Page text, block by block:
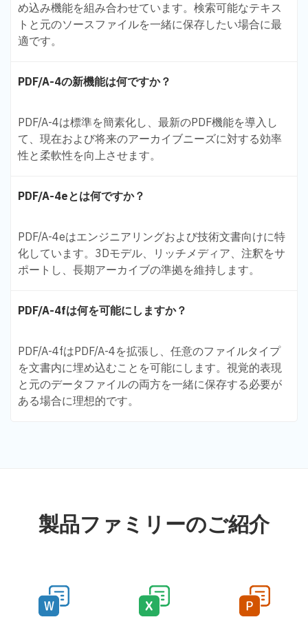
め込み機能を組み合わせています。検索可能なテキス
トと元のソースファイルを一緒に保存したい場合に最
適です。
PDF/A-4の新機能は何ですか？
PDF/A-4は標準を簡素化し、最新のPDF機能を導入し
て、現在および将来のアーカイブニーズに対する効率
性と柔軟性を向上させます。
PDF/A-4eとは何ですか？
PDF/A-4eはエンジニアリングおよび技術文書向けに特
化しています。3Dモデル、リッチメディア、注釈をサ
ポートし、長期アーカイブの準拠を維持します。
PDF/A-4fは何を可能にしますか？
PDF/A-4fはPDF/A-4を拡張し、任意のファイルタイプ
を文書内に埋め込むことを可能にします。視覚的表現
と元のデータファイルの両方を一緒に保存する必要が
ある場合に理想的です。
製品ファミリーのご紹介